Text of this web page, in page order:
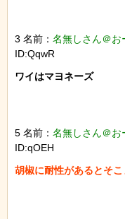
3 名前： 名無しさん＠お
ID:QqwR
ワイはマヨネーズ
5 名前： 名無しさん＠お
ID:qOEH
胡椒に耐性があるとそ